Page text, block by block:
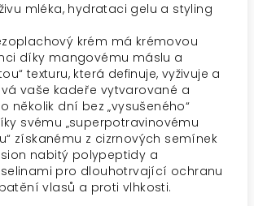
mléka, hydrataci gelu a styling
krém má krémovou
díky mangovému máslu a
texturu, která definuje, vyživuje a
vaše kadeře vytvarované a
několik dní bez „vysušeného“
svému „superpotravinovému
získanému z cizrnových semínek
nabitý polypeptidy a
pro dlouhotrvající ochranu
vlasů a proti vlhkosti.